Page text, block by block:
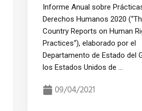
Informe Anual sobre
Derechos Humanos 2020
Country Reports on Human
Practices“), elaborado por el
Departamento de Estado del
los Estados Unidos de ...
09/04/2021